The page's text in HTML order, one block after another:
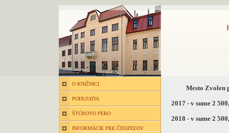
O KNIŽNICI
PODUJATIA
ŠTÚROVO PERO
INFORMÁCIE PRE ČITATEĽOV
Mesto Zvolen
2017 - v sume 2
2018 - v sume 2